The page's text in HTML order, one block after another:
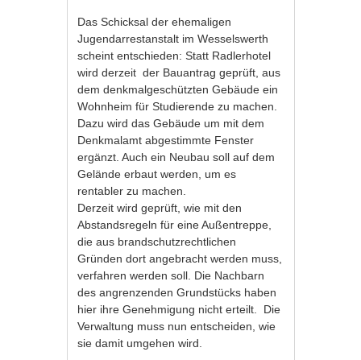
Das Schicksal der ehemaligen
Jugendarrestanstalt im Wesselswerth
scheint entschieden: Statt Radlerhotel
wird derzeit der Bauantrag geprüft, aus
dem denkmalgeschützten Gebäude ein
Wohnheim für Studierende zu machen.
Dazu wird das Gebäude um mit dem
Denkmalamt abgestimmte Fenster
ergänzt. Auch ein Neubau soll auf dem
Gelände erbaut werden, um es
rentabler zu machen.
Derzeit wird geprüft, wie mit den
Abstandsregeln für eine Außentreppe,
die aus brandschutzrechtlichen
Gründen dort angebracht werden muss,
verfahren werden soll. Die Nachbarn
des angrenzenden Grundstücks haben
hier ihre Genehmigung nicht erteilt. Die
Verwaltung muss nun entscheiden, wie
sie damit umgehen wird.